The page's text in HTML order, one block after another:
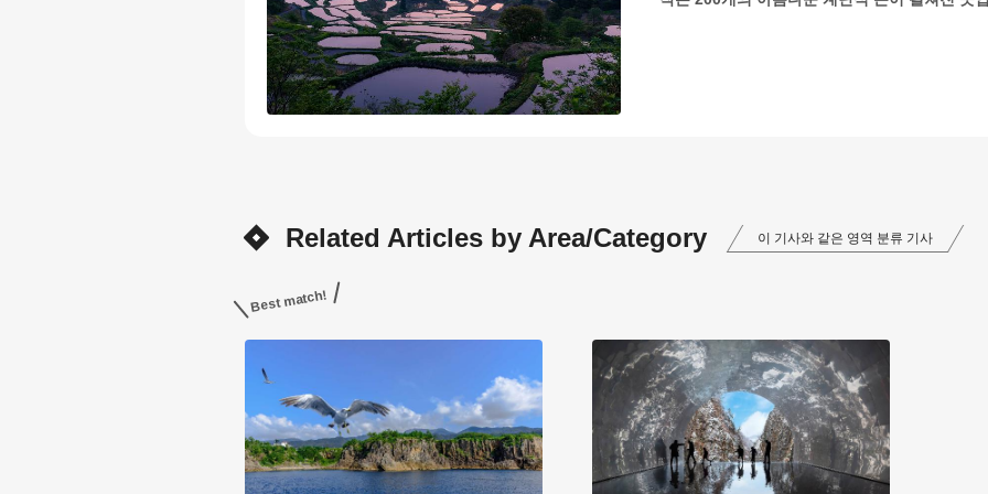
Related Articles by Area/Category 이 기사와 같은 영역 분류 기사
Best match!